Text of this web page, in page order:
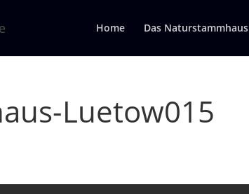
Home Das Naturstammhaus
Luetow015